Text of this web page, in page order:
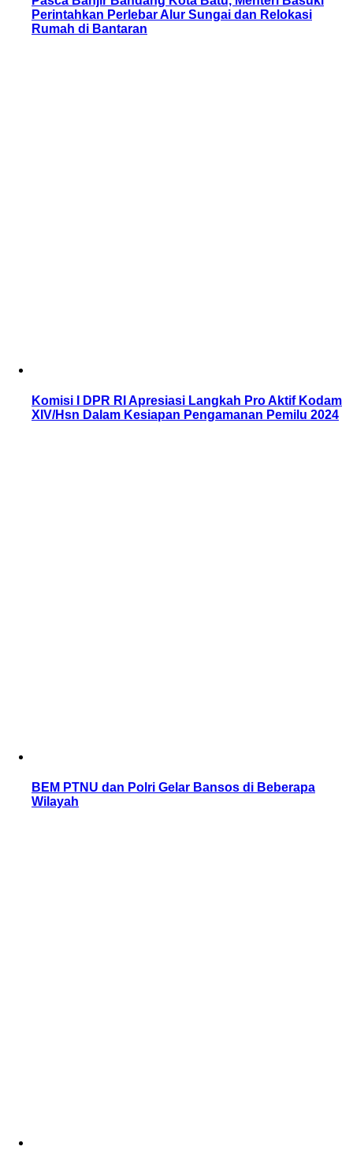
Perintahkan Perlebar Alur Sungai dan Relokasi
Rumah di Bantaran
Komisi I DPR RI Apresiasi Langkah Pro Aktif Kodam
XIV/Hsn Dalam Kesiapan Pengamanan Pemilu 2024
BEM PTNU dan Polri Gelar Bansos di Beberapa
Wilayah